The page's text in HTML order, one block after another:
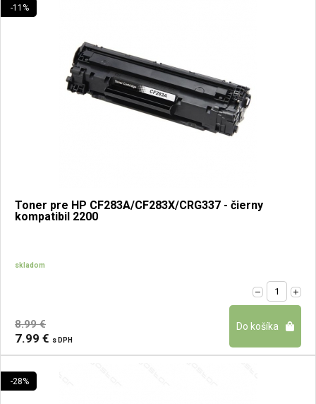
-11%
Toner pre HP CF283A/CF283X/CRG337 - čierny
kompatibil 2200
skladom
8.99 €
7.99 € s DPH
-28%